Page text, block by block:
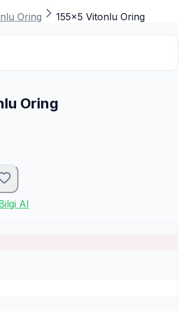
Oring 155x5 Vitonlu Oring
Oring
Al